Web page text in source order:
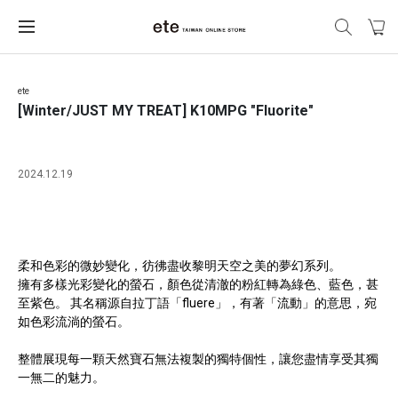
ete
[Winter/JUST MY TREAT] K10MPG "Fluorite"
2024.12.19
柔和色彩的微妙變化，彷彿盡收黎明天空之美的夢幻系列。
擁有多樣光彩變化的螢石，顏色從清澈的粉紅轉為綠色、藍色，甚
至紫色。 其名稱源自拉丁語「fluere」，有著「流動」的意思，宛
如色彩流淌的螢石。
整體展現每一顆天然寶石無法複製的獨特個性，讓您盡情享受其獨
一無二的魅力。